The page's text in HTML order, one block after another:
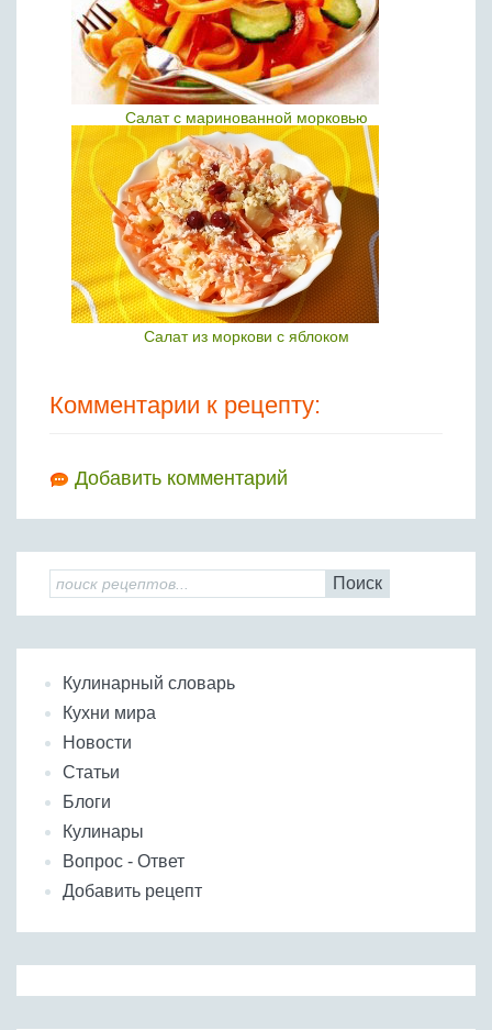
Салат с маринованной морковью
Салат из моркови с яблоком
Комментарии к рецепту:
Добавить комментарий
Поиск
Кулинарный словарь
Кухни мира
Новости
Статьи
Блоги
Кулинары
Вопрос - Ответ
Добавить рецепт